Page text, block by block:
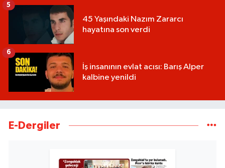
45 Yaşındaki Nazım Zararcı
hayatına son verdi
5
İş insanının evlat acısı: Barış Alper
kalbine yenildi
6
E-Dergiler